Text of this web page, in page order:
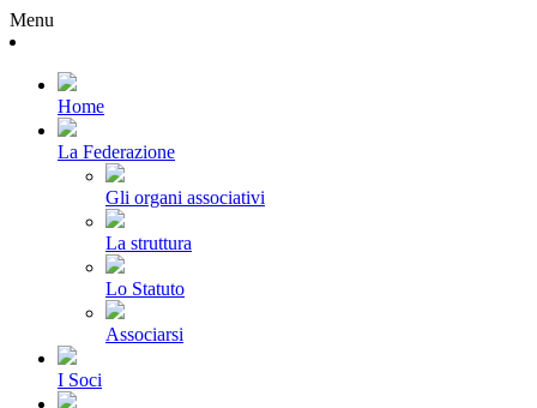
Menu
Home
La Federazione
Gli organi associativi
La struttura
Lo Statuto
Associarsi
I Soci